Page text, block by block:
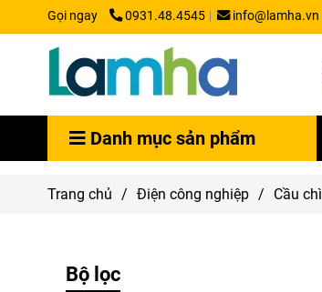
Gọi ngay 0931.48.4545 info@lamha.vn
Danh mục sản phẩm
Trang chủ / Điện công nghiệp / Cầu chì
Bộ lọc